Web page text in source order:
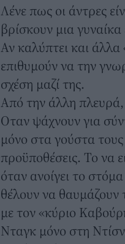
Λένε πως οι άντρες
βρίσκουν μια
Αν καλύπτει και άλλα
επιθυμούν να την
σχέση μαζί της.
Από την άλλη πλευρά,
Οταν ψάχνουν για
μόνο στα γούστα
προϋποθέσεις. Το να
όταν ανοίγει το
θέλουν να θαυμάζουν
με τον «κύριο
Νταγκ μόνο στη